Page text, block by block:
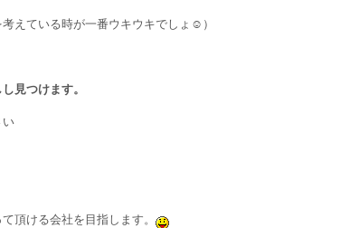
えている時が一番ウキウキでしょ☺）
見つけます。
頂ける会社を目指します。